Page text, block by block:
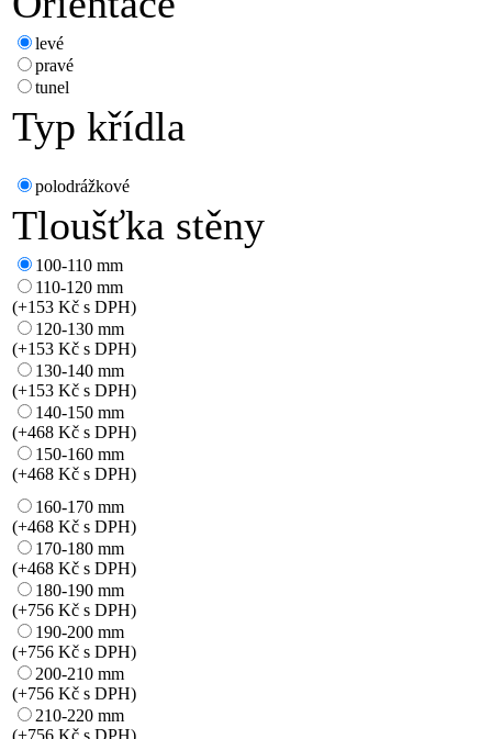
levé
pravé
tunel
Typ křídla
polodrážkové
Tloušťka stěny
100-110 mm
110-120 mm
(+153 Kč s DPH)
120-130 mm
(+153 Kč s DPH)
130-140 mm
(+153 Kč s DPH)
140-150 mm
(+468 Kč s DPH)
150-160 mm
(+468 Kč s DPH)
160-170 mm
(+468 Kč s DPH)
170-180 mm
(+468 Kč s DPH)
180-190 mm
(+756 Kč s DPH)
190-200 mm
(+756 Kč s DPH)
200-210 mm
(+756 Kč s DPH)
210-220 mm
(+756 Kč s DPH)